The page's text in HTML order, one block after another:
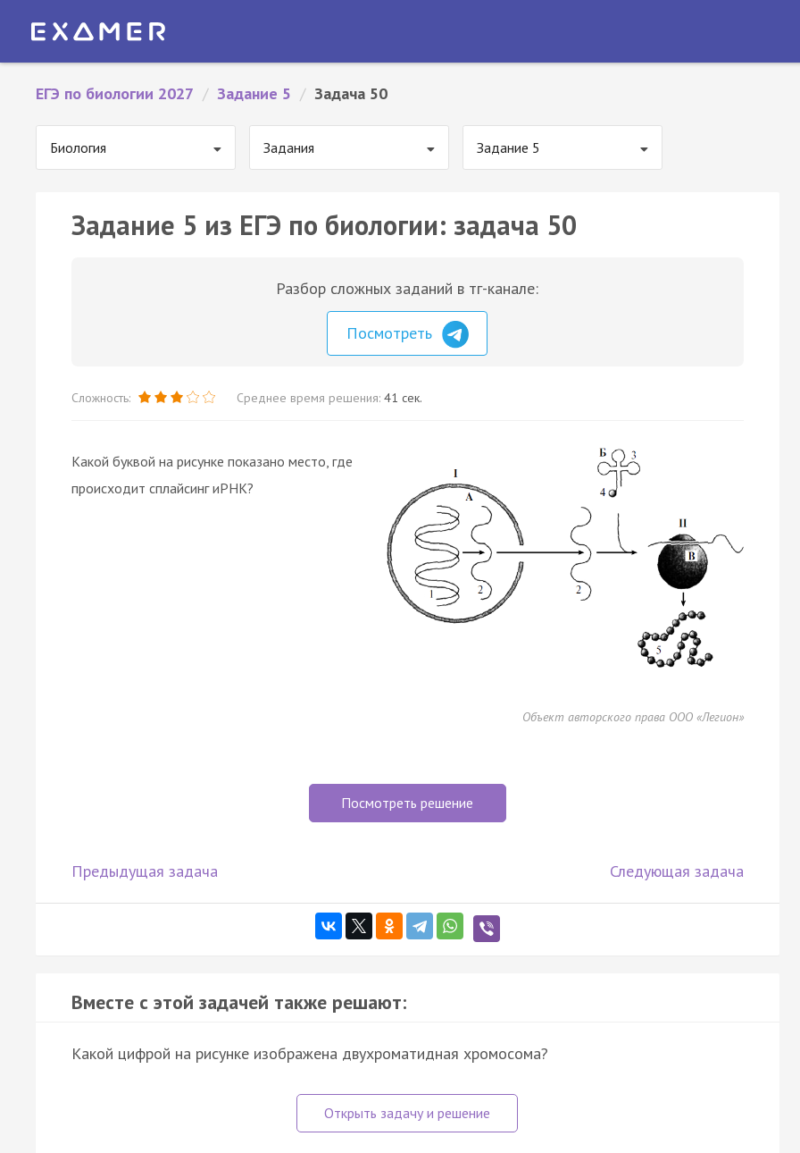
ЕГЭ по биологии 2027 / Задание 5 / Задача 50
Биология Задания Задание 5
Задание 5 из ЕГЭ по биологии: задача 50
Разбор сложных заданий в тг-канале:
Посмотреть
Сложность: Среднее время решения: 41 сек.
Какой буквой на рисунке показано место, где
происходит сплайсинг иРНК?
Объект авторского права ООО «Легион»
Посмотреть решение
Предыдущая задача Следующая задача
Вместе с этой задачей также решают:
Какой цифрой на рисунке изображена двухроматидная хромосома?